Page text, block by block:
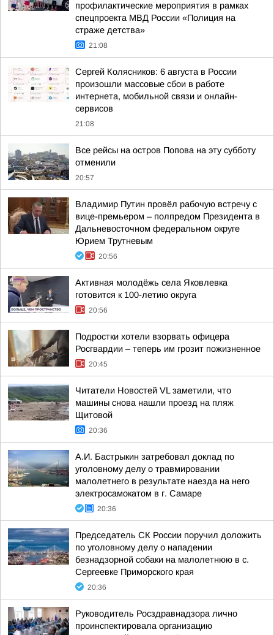
профилактические мероприятия в рамках
спецпроекта МВД России «Полиция на
страже детства»
21:08
Сергей Колясников: 6 августа в России
произошли массовые сбои в работе
интернета, мобильной связи и онлайн-
сервисов
21:08
Все рейсы на остров Попова на эту субботу
отменили
20:57
Владимир Путин провёл рабочую встречу с
вице-премьером – полпредом Президента в
Дальневосточном федеральном округе
Юрием Трутневым
20:56
Активная молодёжь села Яковлевка
готовится к 100-летию округа
20:56
Подростки хотели взорвать офицера
Росгвардии – теперь им грозит пожизненное
20:45
Читатели Новостей VL заметили, что
машины снова нашли проезд на пляж
Щитовой
20:36
А.И. Бастрыкин затребовал доклад по
уголовному делу о травмировании
малолетнего в результате наезда на него
электросамокатом в г. Самаре
20:36
Председатель СК России поручил доложить
по уголовному делу о нападении
безнадзорной собаки на малолетнюю в с.
Сергеевке Приморского края
20:36
Руководитель Росздравнадзора лично
проинспектировала организацию